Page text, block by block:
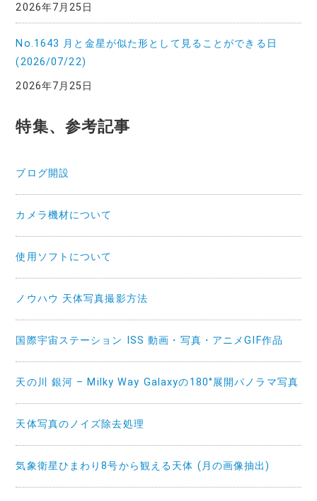
2026年7月25日
No.1643 月と金星が似た形として見ることができる日
(2026/07/22)
2026年7月25日
特集、参考記事
ブログ開設
カメラ機材について
使用ソフトについて
ノウハウ 天体写真撮影方法
国際宇宙ステーション ISS 動画・写真・アニメGIF作品
天の川 銀河 – Milky Way Galaxyの180°展開パノラマ写真
天体写真のノイズ除去処理
気象衛星ひまわり8号から観える天体 (月の画像抽出)